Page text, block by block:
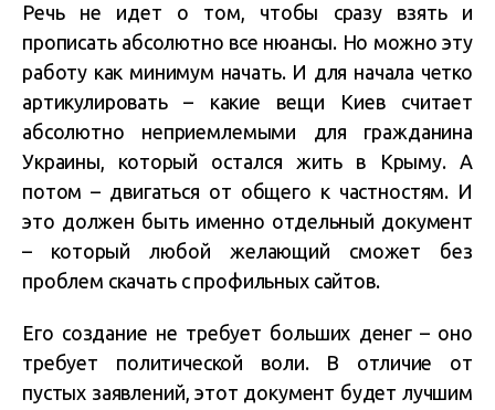
Речь не идет о том, чтобы сразу взять и
прописать абсолютно все нюансы. Но можно эту
работу как минимум начать. И для начала четко
артикулировать – какие вещи Киев считает
абсолютно неприемлемыми для гражданина
Украины, который остался жить в Крыму. А
потом – двигаться от общего к частностям. И
это должен быть именно отдельный документ
– который любой желающий сможет без
проблем скачать с профильных сайтов.
Его создание не требует больших денег – оно
требует политической воли. В отличие от
пустых заявлений, этот документ будет лучшим